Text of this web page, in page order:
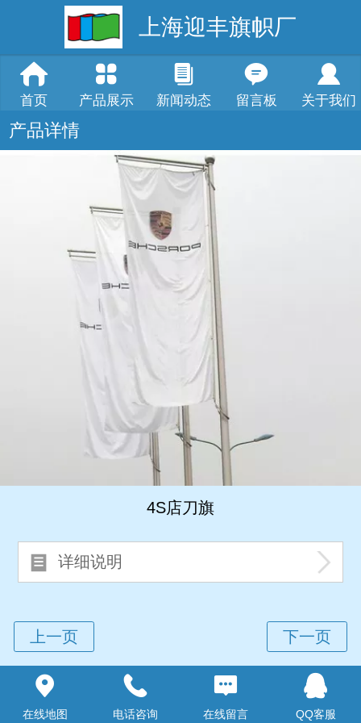
上海迎丰旗帜厂
首页 产品展示 新闻动态 留言板 关于我们
产品详情
4S店刀旗
详细说明
Top
在线地图 电话咨询 在线留言 QQ客服